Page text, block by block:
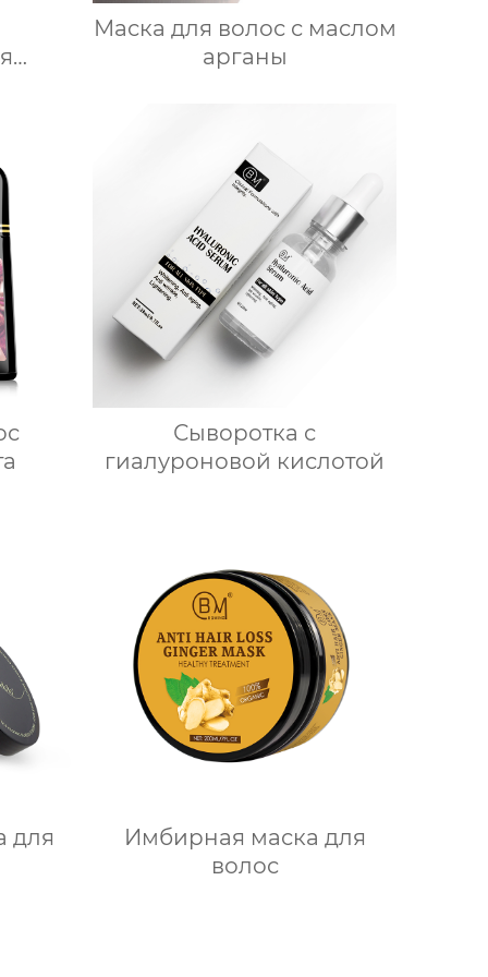
Маска для волос с маслом
арганы
Сыворотка с
гиалуроновой кислотой
для
Имбирная маска для
волос